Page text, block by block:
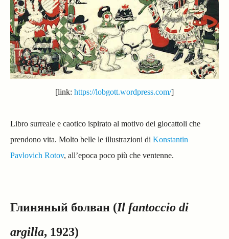
[link: https://lobgott.wordpress.com/]
Libro surreale e caotico ispirato al motivo dei giocattoli che
prendono vita. Molto belle le illustrazioni di Konstantin
Pavlovich Rotov, all’epoca poco più che ventenne.
Глиняный болван (Il fantoccio di
argilla, 1923)